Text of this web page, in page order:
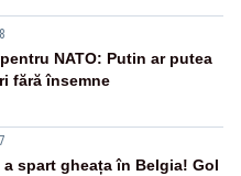
NATO: Putin ar putea
fără însemne
a spart gheața în Belgia! Gol